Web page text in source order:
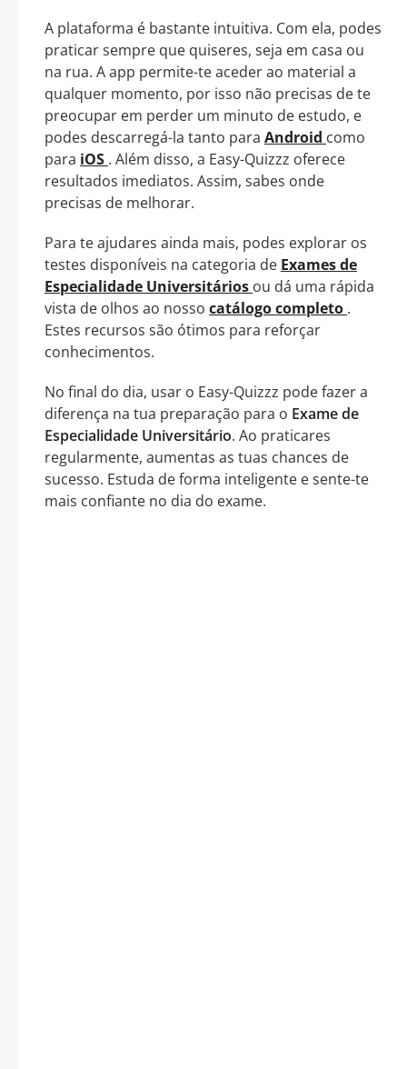
A plataforma é bastante intuitiva. Com ela, podes
praticar sempre que quiseres, seja em casa ou
na rua. A app permite-te aceder ao material a
qualquer momento, por isso não precisas de te
preocupar em perder um minuto de estudo, e
podes descarregá-la tanto para Android como
para iOS . Além disso, a Easy-Quizzz oferece
resultados imediatos. Assim, sabes onde
precisas de melhorar.
Para te ajudares ainda mais, podes explorar os
testes disponíveis na categoria de Exames de
Especialidade Universitários ou dá uma rápida
vista de olhos ao nosso catálogo completo .
Estes recursos são ótimos para reforçar
conhecimentos.
No final do dia, usar o Easy-Quizzz pode fazer a
diferença na tua preparação para o Exame de
Especialidade Universitário. Ao praticares
regularmente, aumentas as tuas chances de
sucesso. Estuda de forma inteligente e sente-te
mais confiante no dia do exame.